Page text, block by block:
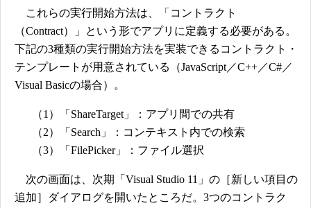
これらの実行開始方法は、「コントラクト
（Contract）」という形でアプリに定義する必要がある。
下記の3種類の実行開始方法を実装できるコントラクト・
テンプレートが用意されている（JavaScript／C++／C#／
Visual Basicの場合）。
（1）「ShareTarget」：アプリ間での共有
（2）「Search」：コンテキスト内での検索
（3）「FilePicker」：ファイル選択
次の画面は、次期「Visual Studio 11」の［新しい項目の
追加］ダイアログを開いたところだ。3つのコントラク